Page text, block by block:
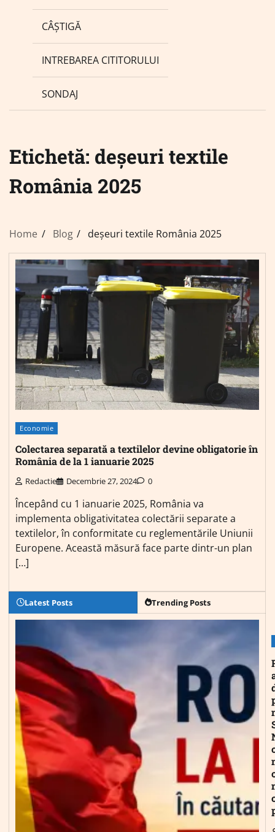
CÂȘTIGĂ
INTREBAREA CITITORULUI
SONDAJ
Etichetă: deșeuri textile
România 2025
Home Blog deșeuri textile România 2025
Economie
Colectarea separată a textilelor devine obligatorie în
România de la 1 ianuarie 2025
Redactie Decembrie 27, 2024 0
Începând cu 1 ianuarie 2025, România va
implementa obligativitatea colectării separate a
textilelor, în conformitate cu reglementările Uniunii
Europene. Această măsură face parte dintr-un plan
[…]
Latest Posts Trending Posts